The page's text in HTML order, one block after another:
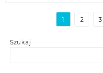
Szukaj
1 2 3